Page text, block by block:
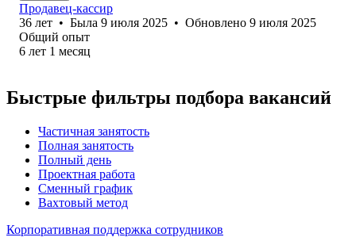
Продавец-кассир
36 лет • Была 9 июля 2025 • Обновлено 9 июля 2025
Общий опыт
6 лет 1 месяц
Быстрые фильтры подбора вакансий
Частичная занятость
Полная занятость
Полный день
Проектная работа
Сменный график
Вахтовый метод
Корпоративная поддержка сотрудников